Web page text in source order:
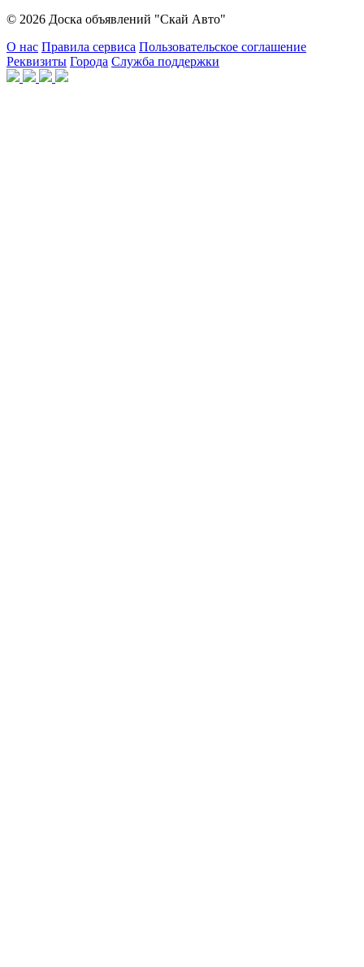
© 2026 Доска объявлений "Скай Авто"
О нас Правила сервиса Пользовательское соглашение
Реквизиты Города Служба поддержки